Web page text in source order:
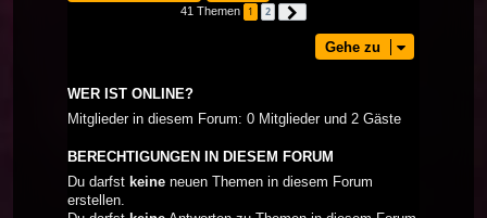
41 Themen 1 2
Gehe zu
WER IST ONLINE?
Mitglieder in diesem Forum: 0 Mitglieder und 2 Gäste
BERECHTIGUNGEN IN DIESEM FORUM
Du darfst keine neuen Themen in diesem Forum
erstellen.